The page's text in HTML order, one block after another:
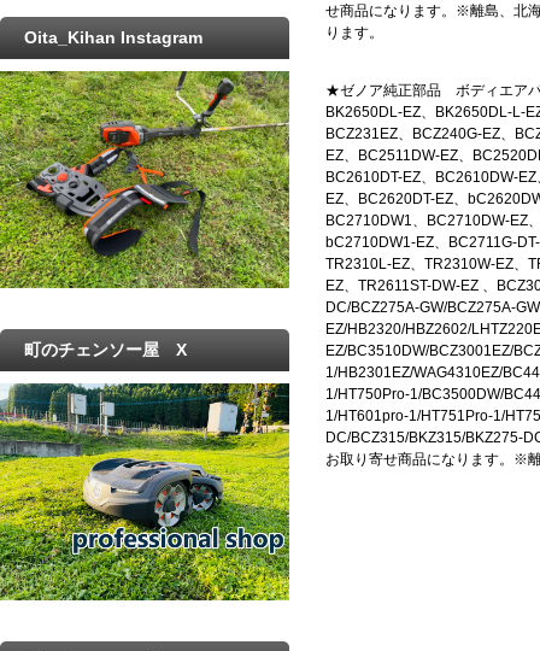
せ商品になります。※離島、北
ります。
★ゼノア純正部品 ボディエア
BK2650DL-EZ、BK2650DL-L-
BCZ231EZ、BCZ240G-EZ、
EZ、BC2511DW-EZ、
BC2610DT-EZ、BC2610DW-
EZ、BC2620DT-EZ、
BC2710DW1、BC2710DW-EZ
bC2710DW1-EZ、BC2711G-
TR2310L-EZ、TR2310W-EZ、
EZ、TR2611ST-DW-EZ 、
DC/BCZ275A-GW/BCZ275A-
EZ/HB2320/HBZ2602/
EZ/BC3510DW/BCZ3001EZ/
1/HB2301EZ/WAG4310EZ/
1/HT750Pro-1/BC3500DW/
1/HT601pro-1/HT751Pro-1/
DC/BCZ315/BKZ315/BKZ275-
お取り寄せ商品になります。※
Oita_Kihan Instagram
町のチェンソー屋 X